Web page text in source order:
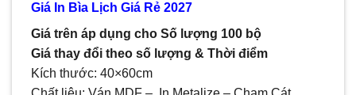
Giá In Bìa Lịch Giá Rẻ 2027
Giá trên áp dụng cho Số lượng 100 bộ
Giá thay đổi theo số lượng & Thời điểm
Kích thước: 40×60cm